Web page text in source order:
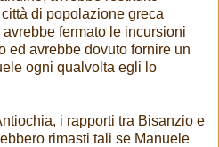
di popolazione greca
fermato le incursioni
ed avrebbe dovuto fornire un
ogni qualvolta egli lo
i rapporti tra Bisanzio e
rimasti tali se Manuele